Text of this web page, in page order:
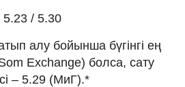
5.23 / 5.30
алу бойынша бүгінгі ең
Exchange) болса, сату
– 5.29 (МиГ).*